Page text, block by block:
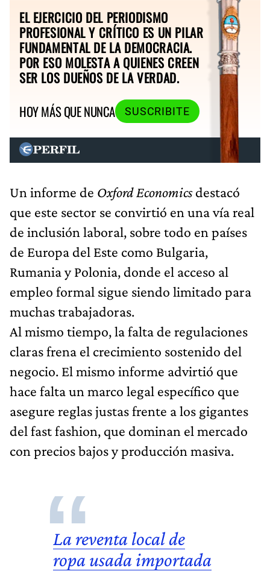
EL EJERCICIO DEL PERIODISMO
PROFESIONAL Y CRÍTICO ES UN PILAR
FUNDAMENTAL DE LA DEMOCRACIA.
POR ESO MOLESTA A QUIENES CREEN
SER LOS DUEÑOS DE LA VERDAD.
HOY MÁS QUE NUNCA
SUSCRIBITE
Un informe de Oxford Economicsdestacó
que este sector se convirtió en una vía real
de inclusión laboral, sobre todo en países
de Europa del Este como Bulgaria,
Rumania y Polonia, donde el acceso al
empleo formal sigue siendo limitado para
muchas trabajadoras.
Al mismo tiempo, la falta de regulaciones
claras frena el crecimiento sostenido del
negocio. El mismo informe advirtió que
hace falta un marco legal específico que
asegure reglas justas frente a los gigantes
del fast fashion, que dominan el mercado
con precios bajos y producción masiva.
La reventa local de
ropa usada importada